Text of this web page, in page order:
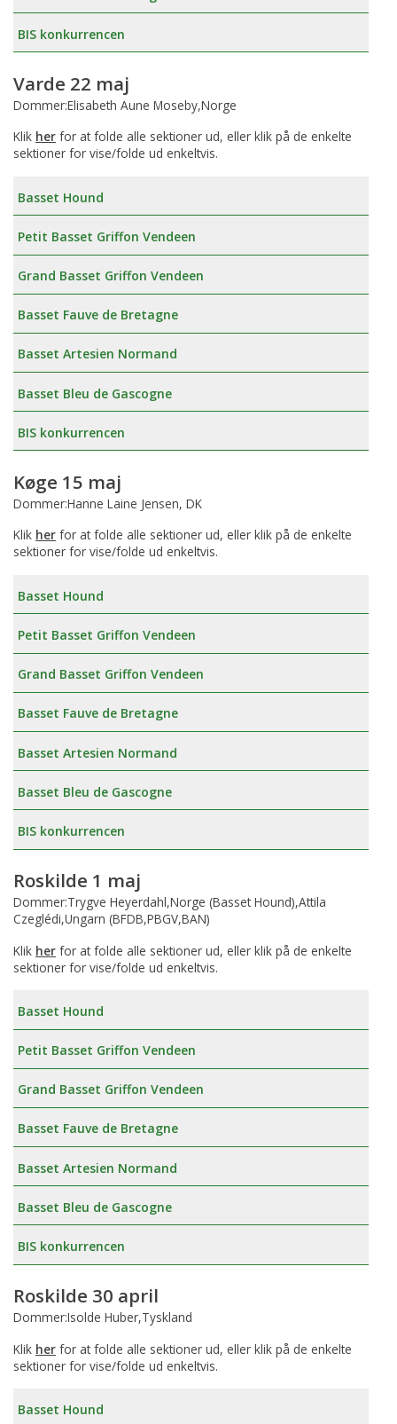
BIS konkurrencen
Varde 22 maj
Dommer:Elisabeth Aune Moseby,Norge
Klik her for at folde alle sektioner ud, eller klik på de enkelte
sektioner for vise/folde ud enkeltvis.
Basset Hound
Petit Basset Griffon Vendeen
Grand Basset Griffon Vendeen
Basset Fauve de Bretagne
Basset Artesien Normand
Basset Bleu de Gascogne
BIS konkurrencen
Køge 15 maj
Dommer:Hanne Laine Jensen, DK
Klik her for at folde alle sektioner ud, eller klik på de enkelte
sektioner for vise/folde ud enkeltvis.
Basset Hound
Petit Basset Griffon Vendeen
Grand Basset Griffon Vendeen
Basset Fauve de Bretagne
Basset Artesien Normand
Basset Bleu de Gascogne
BIS konkurrencen
Roskilde 1 maj
Dommer:Trygve Heyerdahl,Norge (Basset Hound),Attila
Czeglédi,Ungarn (BFDB,PBGV,BAN)
Klik her for at folde alle sektioner ud, eller klik på de enkelte
sektioner for vise/folde ud enkeltvis.
Basset Hound
Petit Basset Griffon Vendeen
Grand Basset Griffon Vendeen
Basset Fauve de Bretagne
Basset Artesien Normand
Basset Bleu de Gascogne
BIS konkurrencen
Roskilde 30 april
Dommer:Isolde Huber,Tyskland
Klik her for at folde alle sektioner ud, eller klik på de enkelte
sektioner for vise/folde ud enkeltvis.
Basset Hound